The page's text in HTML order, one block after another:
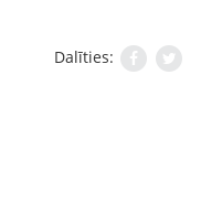
Dalīties: